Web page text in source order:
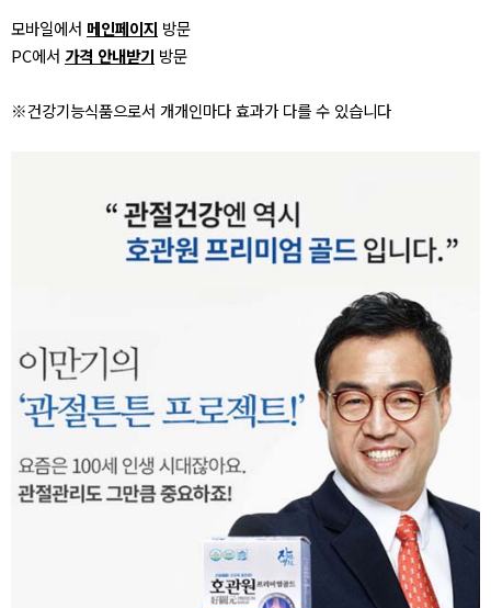
모바일에서 메인페이지 방문
PC에서 가격 안내받기 방문
※건강기능식품으로서 개개인마다 효과가 다를 수 있습니다